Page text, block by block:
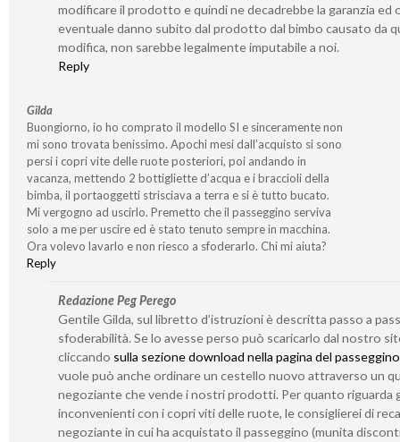
modificare il prodotto e quindi ne decadrebbe la garanzia ed
eventuale danno subito dal prodotto dal bimbo causato da
modifica, non sarebbe legalmente imputabile a noi.
Reply
Gilda
Buongiorno, io ho comprato il modello SI e sinceramente non
mi sono trovata benissimo. Apochi mesi dall’acquisto si sono
persi i copri vite delle ruote posteriori, poi andando in
vacanza, mettendo 2 bottigliette d’acqua e i braccioli della
bimba, il portaoggetti strisciava a terra e si è tutto bucato.
Mi vergogno ad uscirlo. Premetto che il passeggino serviva
solo a me per uscire ed è stato tenuto sempre in macchina.
Ora volevo lavarlo e non riesco a sfoderarlo. Chi mi aiuta?
Reply
Redazione Peg Perego
Gentile Gilda, sul libretto d’istruzioni è descritta passo a
sfoderabilità. Se lo avesse perso può scaricarlo dal nostro
cliccando sulla sezione download nella pagina del
vuole può anche ordinare un cestello nuovo attraverso un
negoziante che vende i nostri prodotti. Per quanto riguarda
inconvenienti con i copri viti delle ruote, le consiglierei di
negoziante in cui ha acquistato il passeggino (munita